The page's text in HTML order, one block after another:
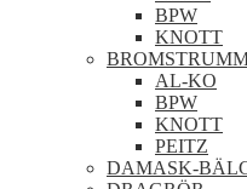
BPW
KNOTT
AL-KO
BPW
KNOTT
PEITZ
DAMASK-